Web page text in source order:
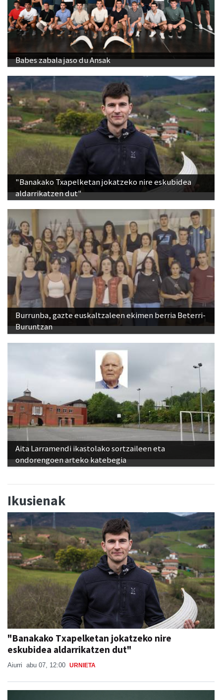
Babes zabala jaso du Ansak
"Banakako Txapelketan jokatzeko nire eskubidea
aldarrikatzen dut"
Burrunba, gazte euskaltzaleen ekimen berria Beterri-
Buruntzan
Aita Larramendi ikastolako sortzaileen eta
ondorengoen arteko katebegia
Ikusienak
"Banakako Txapelketan jokatzeko nire
eskubidea aldarrikatzen dut"
Aiurri abu 07, 12:00 URNIETA